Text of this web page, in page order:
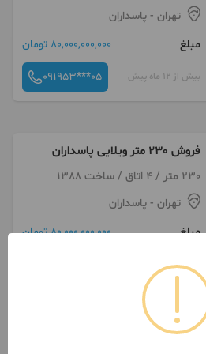
تهران - پاسداران
مبلغ
80,000,000,000 تومان
بیش از 12 ماه پیش 091953***05
فروش 230 متر ویلایی پاسداران
230 متر / 4 اتاق / ساخت 1388
تهران - پاسداران
مبلغ
80,000,000,000 تومان
بیش از 12 ماه پیش
فروش 200 متر ویلایی پاسداران